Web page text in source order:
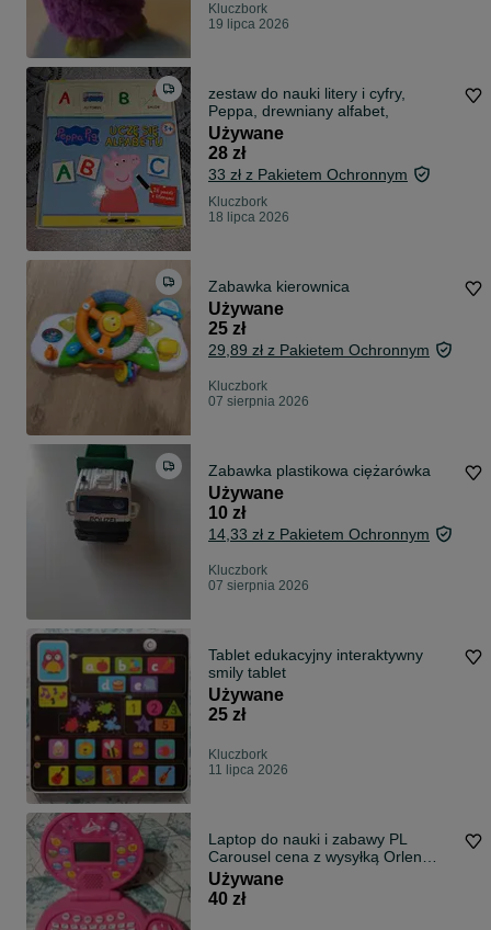
Kluczbork
19 lipca 2026
zestaw do nauki litery i cyfry,
Peppa, drewniany alfabet,
Używane
28 zł
33 zł z Pakietem Ochronnym
Kluczbork
18 lipca 2026
Zabawka kierownica
Używane
25 zł
29,89 zł z Pakietem Ochronnym
Kluczbork
07 sierpnia 2026
Zabawka plastikowa ciężarówka
Używane
10 zł
14,33 zł z Pakietem Ochronnym
Kluczbork
07 sierpnia 2026
Tablet edukacyjny interaktywny
smily tablet
Używane
25 zł
Kluczbork
11 lipca 2026
Laptop do nauki i zabawy PL
Carousel cena z wysyłką Orlen
paczka
Używane
40 zł